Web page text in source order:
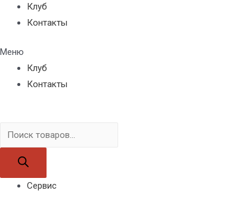
Клуб
Контакты
Меню
Клуб
Контакты
Поиск
товаров
Сервис